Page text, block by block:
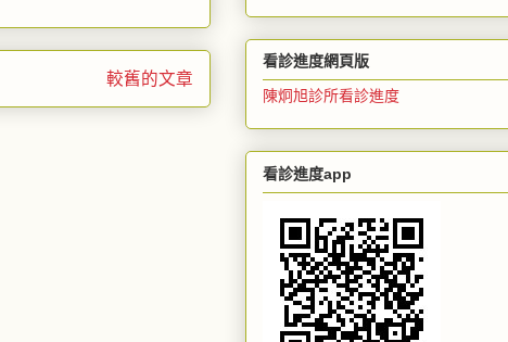
較舊的文章
看診進度網頁版
陳炯旭診所看診進度
看診進度app